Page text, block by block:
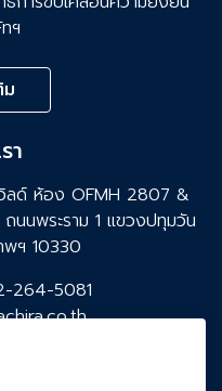
ฯ
า
ลด์ ห้อง OFMH 2807 &
นนพระราม 1 แขวงปทุมวัน
พฯ 10330
264-5081